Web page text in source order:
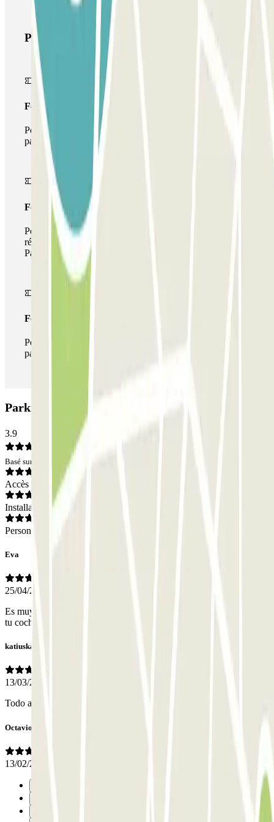
Produits Parclick
Forfait Simple
Pendant votre séjour, vous ne pourrez entrer et sortir du
parking qu'une seule fois
Forfait de stationnement multiple
Pendant votre séjour, vous pouvez utiliser l'ensemble du
réseau de parkings de cet opérateur disponible sur
Parclick.
Forfait illimité
Pendant votre séjour, vous pouvez entrer et sortir du
parking aussi souvent que vous le souhaitez.
Parking Garaje Reim - Santísima Trinidad: Avis
3.9
Basé sur 23 avis
Accès
Installations
Personnel
Eva
25/04/2026
Es muy cómodo llegar sin tener que buscar e ir directamente a dejar
tu coche.
katiuska
13/03/2026
Todo a estado bien muchas gracias
Octavio
13/02/2026